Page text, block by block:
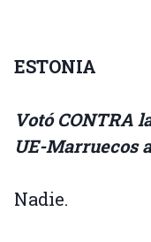
ESTONIA
Votó CONTRA
UE-Marruecos
Nadie.